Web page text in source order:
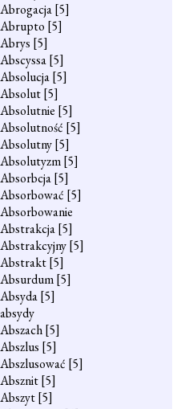
Abrogacja[5]
Abrupto [5]
Abrys [5]
Abscyssa[5]
Absolucja[5]
Absolut[5]
Absolutnie [5]
Absolutność [5]
Absolutny[5]
Absolutyzm[5]
Absorbcja[5]
Absorbować [5]
Absorbowanie
Abstrakcja[5]
Abstrakcyjny[5]
Abstrakt[5]
Absurdum[5]
Absyda[5]
absydy
Abszach[5]
Abszlus [5]
Abszlusować [5]
Absznit[5]
Abszyt[5]